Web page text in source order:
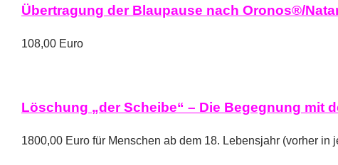
Übertragung der Blaupause nach Oronos®/
108,00 Euro
Löschung „der Scheibe“ – Die Begegnung mit
1800,00 Euro für Menschen ab dem 18. Lebensjahr (vorher in